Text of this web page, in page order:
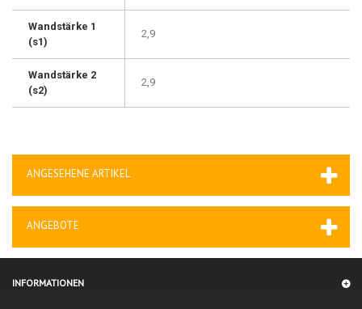
Wandstärke 1
(s1)
2,9
Wandstärke 2
(s2)
2,9
ANGESEHENE ARTIKEL
ANGEBOTE
INFORMATIONEN